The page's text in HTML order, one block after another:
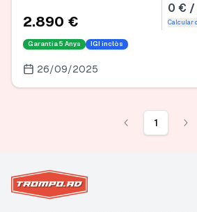
2.890 €
0 € /
Calcular
Garantia 5 Anys IGI inclòs
26/09/2025
1